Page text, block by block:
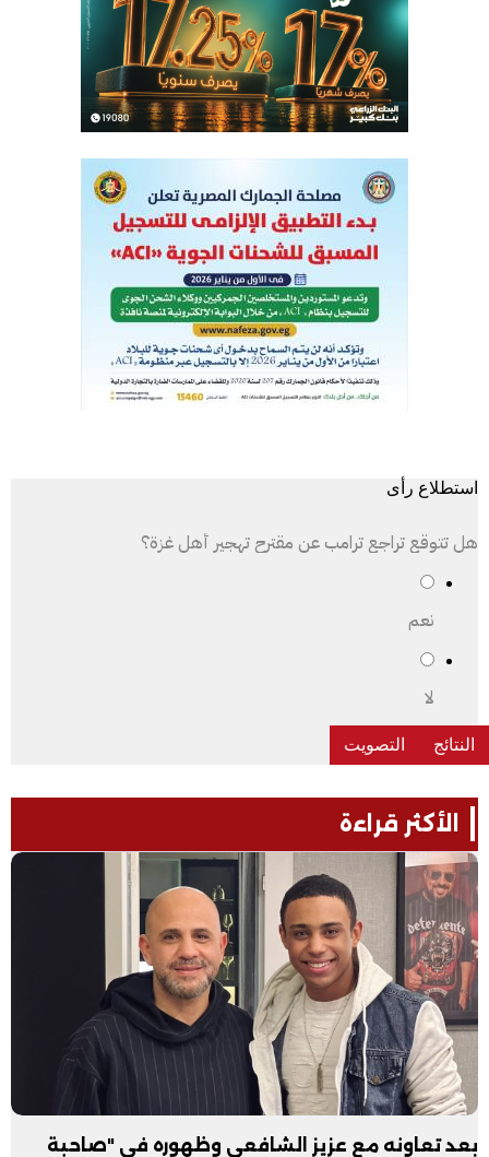
استطلاع رأى
هل تتوقع تراجع ترامب عن مقترح تهجير أهل غزة؟
نعم
لا
الأكثر قراءة
بعد تعاونه مع عزيز الشافعي وظهوره في "صاحبة